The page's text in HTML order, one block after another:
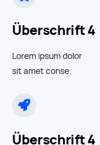
Überschrift 4
Lorem ipsum dolor
sit amet conse.
Überschrift 4